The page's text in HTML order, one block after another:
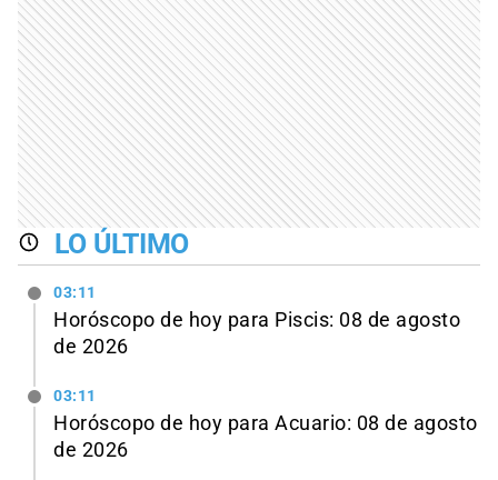
LO ÚLTIMO
03:11
Horóscopo de hoy para Piscis: 08 de agosto
de 2026
03:11
Horóscopo de hoy para Acuario: 08 de agosto
de 2026